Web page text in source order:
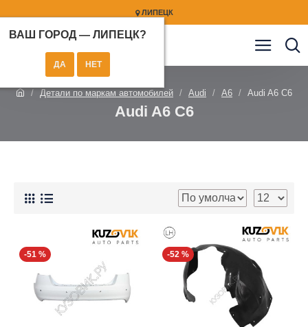
ЛИПЕЦК
ВАШ ГОРОД — ЛИПЕЦК?
Детали по маркам автомобилей Audi A6 Audi A6 C6
Audi A6 C6
-51 % -52 %